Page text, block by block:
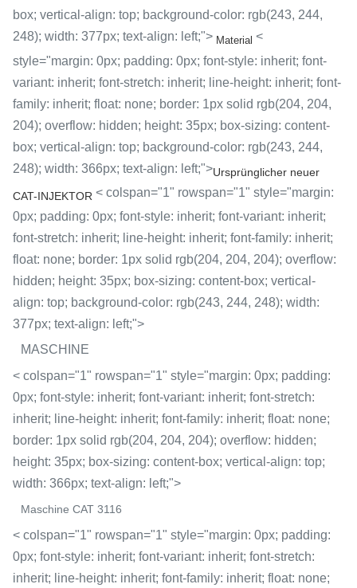
box; vertical-align: top; background-color: rgb(243, 244,
248); width: 377px; text-align: left;"> Material <
style="margin: 0px; padding: 0px; font-style: inherit; font-
variant: inherit; font-stretch: inherit; line-height: inherit; font-
family: inherit; float: none; border: 1px solid rgb(204, 204,
204); overflow: hidden; height: 35px; box-sizing: content-
box; vertical-align: top; background-color: rgb(243, 244,
248); width: 366px; text-align: left;">Ursprünglicher neuer
CAT-INJEKTOR < colspan="1" rowspan="1" style="margin:
0px; padding: 0px; font-style: inherit; font-variant: inherit;
font-stretch: inherit; line-height: inherit; font-family: inherit;
float: none; border: 1px solid rgb(204, 204, 204); overflow:
hidden; height: 35px; box-sizing: content-box; vertical-
align: top; background-color: rgb(243, 244, 248); width:
377px; text-align: left;">
MASCHINE
< colspan="1" rowspan="1" style="margin: 0px; padding:
0px; font-style: inherit; font-variant: inherit; font-stretch:
inherit; line-height: inherit; font-family: inherit; float: none;
border: 1px solid rgb(204, 204, 204); overflow: hidden;
height: 35px; box-sizing: content-box; vertical-align: top;
width: 366px; text-align: left;">
Maschine CAT 3116
< colspan="1" rowspan="1" style="margin: 0px; padding:
0px; font-style: inherit; font-variant: inherit; font-stretch:
inherit; line-height: inherit; font-family: inherit; float: none;